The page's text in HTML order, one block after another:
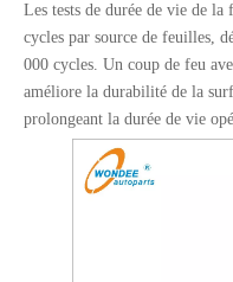
Les tests de durée de vie de la
cycles par source de feuilles,
000 cycles. Un coup de feu
améliore la durabilité de la
prolongeant la durée de vie